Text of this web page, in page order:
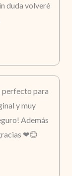
duda volveré
perfecto para
y muy
Además
❤😊